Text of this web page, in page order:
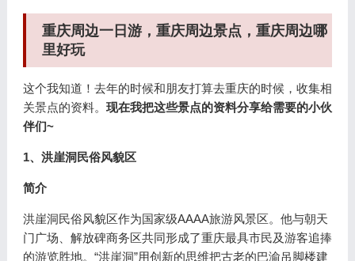
重庆周边一日游，重庆周边景点，重庆周边哪
里好玩
这个我知道！去年的时候和朋友打算去重庆的时候，收集相
关景点的资料。 现在我把这些景点的资料分享给需要的小伙
伴们~
1、洪崖洞民俗风貌区
简介
洪崖洞民俗风貌区作为国家级AAAA旅游风景区。他与朝天
门广场、解放碑商务区共同形成了重庆最具市民及游客追捧
的游览胜地。“洪崖洞”用创新的思维把古老的巴渝吊脚楼建